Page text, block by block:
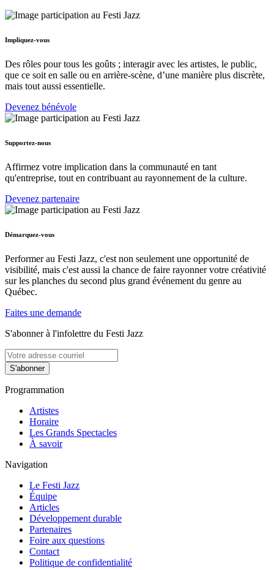
Impliquez-vous
Des rôles pour tous les goûts ; interagir avec les artistes, le public,
que ce soit en salle ou en arrière-scène, d’une manière plus discrète,
mais tout aussi essentielle.
Devenez bénévole
Supportez-nous
Affirmez votre implication dans la communauté en tant
qu'entreprise, tout en contribuant au rayonnement de la culture.
Devenez partenaire
Démarquez-vous
Performer au Festi Jazz, c'est non seulement une opportunité de
visibilité, mais c'est aussi la chance de faire rayonner votre créativité
sur les planches du second plus grand événement du genre au
Québec.
Faites une demande
S'abonner à l'infolettre du Festi Jazz
S'abonner
Programmation
Artistes
Horaire
Les Grands Spectacles
À savoir
Navigation
Le Festi Jazz
Équipe
Articles
Développement durable
Partenaires
Foire aux questions
Contact
Politique de confidentialité